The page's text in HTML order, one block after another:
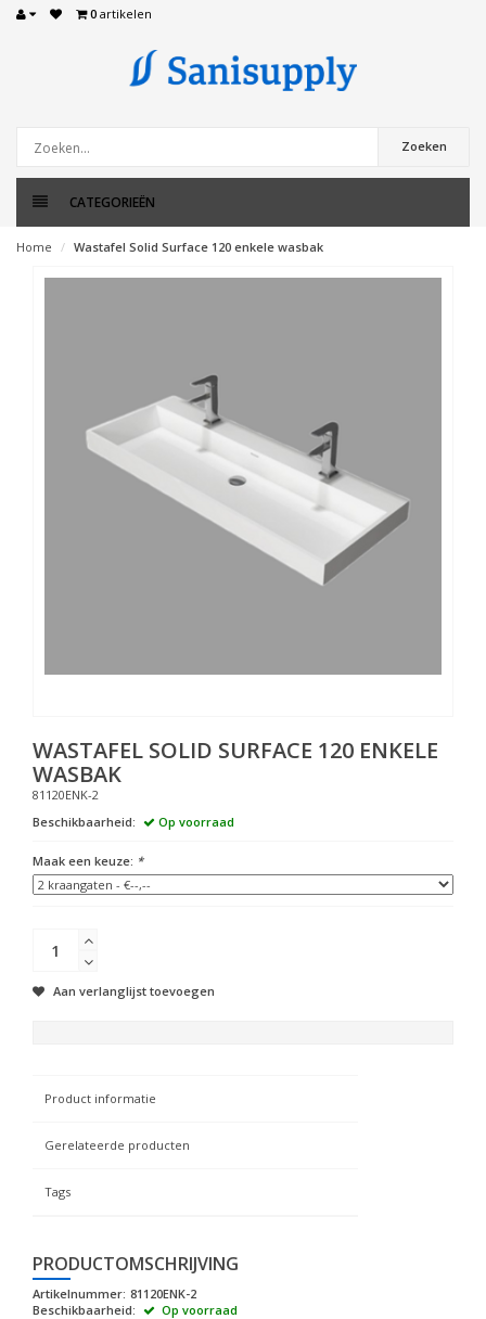
0 artikelen
Zoeken
CATEGORIEËN
Home Wastafel Solid Surface 120 enkele wasbak
WASTAFEL SOLID SURFACE 120 ENKELE
WASBAK
81120ENK-2
Beschikbaarheid:
Op voorraad
Maak een keuze: *
Aan verlanglijst toevoegen
Product informatie
Gerelateerde producten
Tags
PRODUCTOMSCHRIJVING
Artikelnummer: 81120ENK-2
Beschikbaarheid:
Op voorraad